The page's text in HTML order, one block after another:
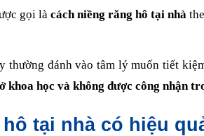
gọi là cách niềng răng hô tại nhà
thường đánh vào tâm lý muốn tiết
khoa học và không được công nhận
tại nhà có hiệu